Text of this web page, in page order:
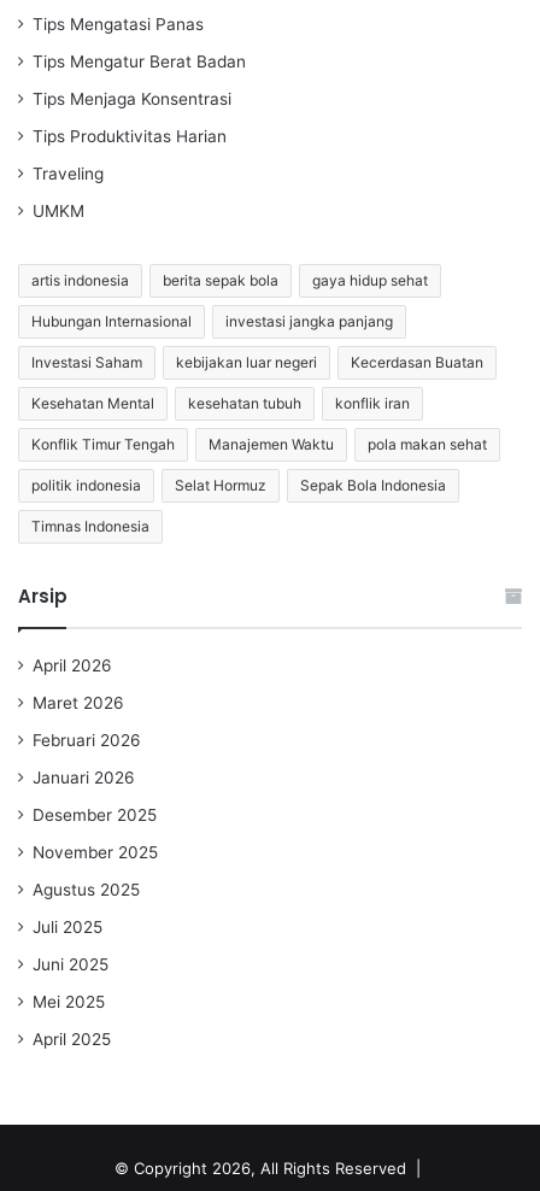
Tips Mengatasi Panas
Tips Mengatur Berat Badan
Tips Menjaga Konsentrasi
Tips Produktivitas Harian
Traveling
UMKM
artis indonesia berita sepak bola gaya hidup sehat
Hubungan Internasional investasi jangka panjang
Investasi Saham kebijakan luar negeri Kecerdasan Buatan
Kesehatan Mental kesehatan tubuh konflik iran
Konflik Timur Tengah Manajemen Waktu pola makan sehat
politik indonesia Selat Hormuz Sepak Bola Indonesia
Timnas Indonesia
Arsip
April 2026
Maret 2026
Februari 2026
Januari 2026
Desember 2025
November 2025
Agustus 2025
Juli 2025
Juni 2025
Mei 2025
April 2025
© Copyright 2026, All Rights Reserved |